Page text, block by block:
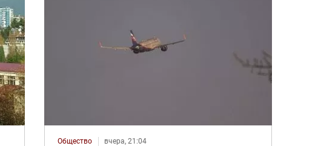
Общество вчера, 21:04